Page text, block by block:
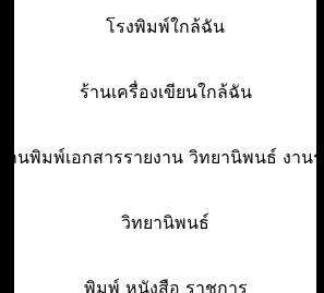
โรงพิมพ์ใกล้ฉัน
ร้านเครื่องเขียนใกล้ฉัน
านพิมพ์เอกสารรายงาน วิทยานิพนธ์ งานรา
วิทยานิพนธ์
พิมพ์ หนังสือ ราชการ